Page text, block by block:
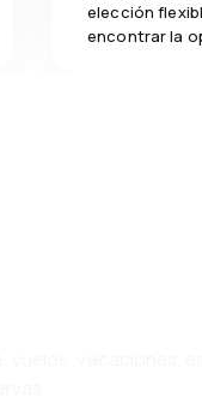
elección
encontrar la